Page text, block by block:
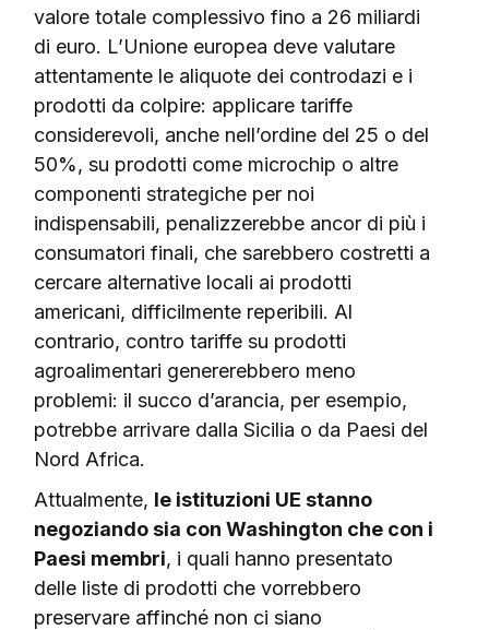
valore totale complessivo fino a 26 miliardi
di euro. L’Unione europea deve valutare
attentamente le aliquote dei controdazi e i
prodotti da colpire: applicare tariffe
considerevoli, anche nell’ordine del 25 o del
50%, su prodotti come microchip o altre
componenti strategiche per noi
indispensabili, penalizzerebbe ancor di più i
consumatori finali, che sarebbero costretti a
cercare alternative locali ai prodotti
americani, difficilmente reperibili. Al
contrario, contro tariffe su prodotti
agroalimentari genererebbero meno
problemi: il succo d’arancia, per esempio,
potrebbe arrivare dalla Sicilia o da Paesi del
Nord Africa.
Attualmente, le istituzioni UE stanno
negoziando sia con Washington che con i
Paesi membri, i quali hanno presentato
delle liste di prodotti che vorrebbero
preservare affinché non ci siano